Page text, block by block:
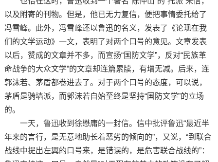
以及附寄的刊物。但是，他已无力复信，便把事情委托给了
冯雪峰。此外，冯雪峰还以鲁迅的名义，发表了《论现在我
们的文学运动》一文，表明了对两个口号的意见。文章发表
以后，赞成的文章并不多，而宣扬“国防文学”，反对“民族革
命战争的大众文学”的文章却连篇累牍，有增无减。后来，连
郭沫若、茅盾都卷进去了。对于两个口号的态度，可以说，
茅盾是骑墙派，而郭沫若自始至终是坚持“国防文学”的立场
的。
一天，鲁迅收到徐懋庸的一封信。信中批评鲁迅“最近半
年来的言行，是无意地助长着恶劣的倾向的”，又说，“到联合
战线中提出左翼的口号来，是错误的，是危害联合战线的”：